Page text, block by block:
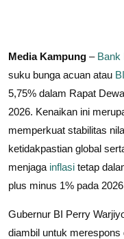
Media Kampung – Bank
suku bunga acuan atau
5,75% dalam Rapat
2026. Kenaikan ini
memperkuat stabilitas
ketidakpastian global
menjaga inflasi tetap
plus minus 1% pada
Gubernur BI Perry
diambil untuk